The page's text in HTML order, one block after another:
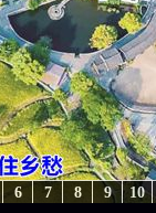
10
9
8
7
6